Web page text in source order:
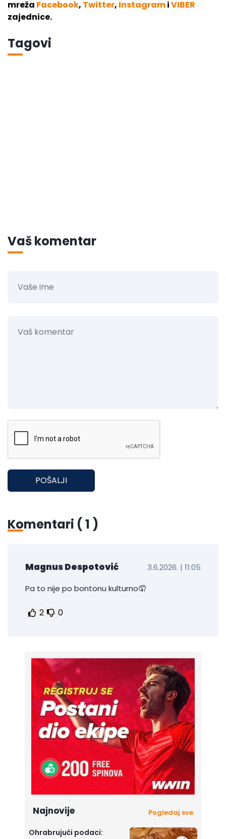
mreža Facebook, Twitter, InstagramiVIBER
zajednice.
Tagovi
Vaš komentar
POŠALJI
Komentari (1 )
Magnus Despotović
3.6.2026. | 11:05
Pa to nije po bontonu kulturno🤦
2 0
Najnovije Pogledaj sve
Ohrabrujući podaci: